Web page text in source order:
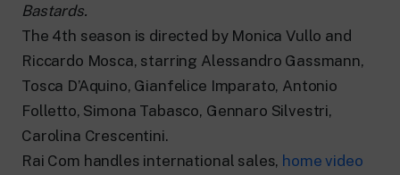
Cultural insights on Art, Literature,
History and much more.
For secondary schools, universities,
teachers and adult education.
Rai Scuola
Bastards.
The 4th season is directed by Monica Vullo and
Riccardo Mosca, starring Alessandro Gassmann,
Tosca D’Aquino, Gianfelice Imparato, Antonio
Folletto, Simona Tabasco, Gennaro Silvestri,
Carolina Crescentini.
Rai Com handles international sales, home video